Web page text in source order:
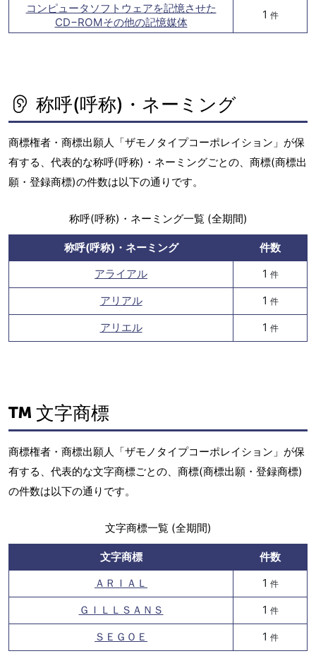
コンピュータソフトウェアを記憶させた
CD−ROMその他の記憶媒体
1 件
称呼(呼称)・ネーミング
商標権者・商標出願人「ザモノタイプコーポレイション」が保
有する、代表的な称呼(呼称)・ネーミングごとの、商標(商標出
願・登録商標)の件数は以下の通りです。
称呼(呼称)・ネーミング一覧 (全期間)
称呼(呼称)・ネーミング
件数
アライアル
1 件
アリアル 1 件
アリエル 1 件
文字商標
商標権者・商標出願人「ザモノタイプコーポレイション」が保
有する、代表的な文字商標ごとの、商標(商標出願・登録商標)
の件数は以下の通りです。
文字商標一覧 (全期間)
文字商標
件数
ＡＲＩＡＬ
1 件
ＧＩＬＬＳＡＮＳ 1 件
ＳＥＧＯＥ 1 件